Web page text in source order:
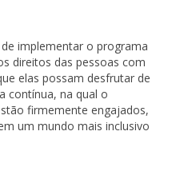
implementar o programa
direitos das pessoas com
elas possam desfrutar de
contínua, na qual o
firmemente engajados,
um mundo mais inclusivo